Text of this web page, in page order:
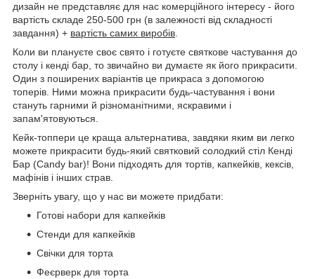
дизайн не представляє для нас комерційного інтересу - його
вартість складе 250-500 грн (в залежності від складності
завдання) + вартість самих виробів.
Коли ви плануєте своє свято і готуєте святкове частування до
столу і кенді бар, то звичайно ви думаєте як його прикрасити.
Один з поширених варіантів це прикраса з допомогою
топерів. Ними можна прикрасити будь-частування і вони
стануть гарними й різноманітними, яскравими і
запам'ятовуються.
Кейк-топпери це краща альтернатива, завдяки яким ви легко
можете прикрасити будь-який святковий солодкий стіл Кенді
Бар (Candy bar)! Вони підходять для тортів, капкейків, кексів,
мафінів і інших страв.
Зверніть увагу, що у нас ви можете придбати:
Готові набори для капкейків
Стенди для капкейків
Свічки для торта
Феєрверк для торта